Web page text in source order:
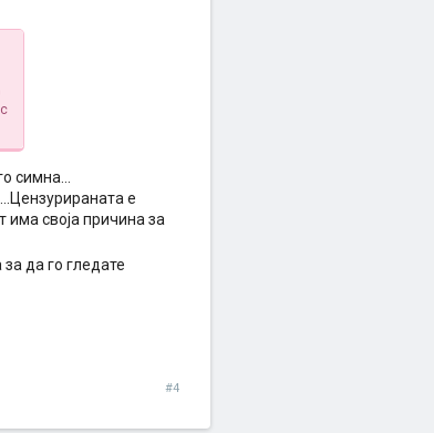
симна...
е
има своја причина за
да го гледате
#4